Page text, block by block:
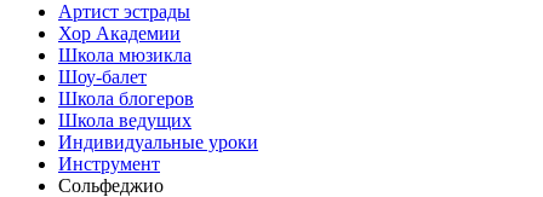
Артист эстрады
Хор Академии
Школа мюзикла
Шоу-балет
Школа блогеров
Школа ведущих
Индивидуальные уроки
Инструмент
Сольфеджио